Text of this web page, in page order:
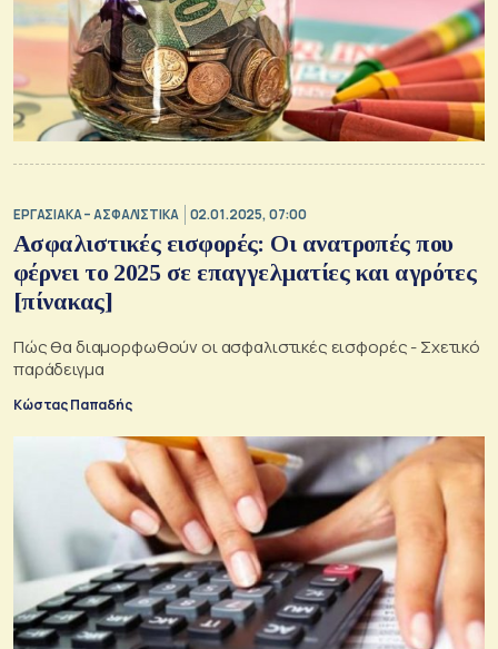
ΕΡΓΑΣΙΑΚΑ – ΑΣΦΑΛΙΣΤΙΚΑ 02.01.2025, 07:00
Ασφαλιστικές εισφορές: Οι ανατροπές που
φέρνει το 2025 σε επαγγελματίες και αγρότες
[πίνακας]
Πώς θα διαμορφωθούν οι ασφαλιστικές εισφορές - Σχετικό
παράδειγμα
Κώστας Παπαδής